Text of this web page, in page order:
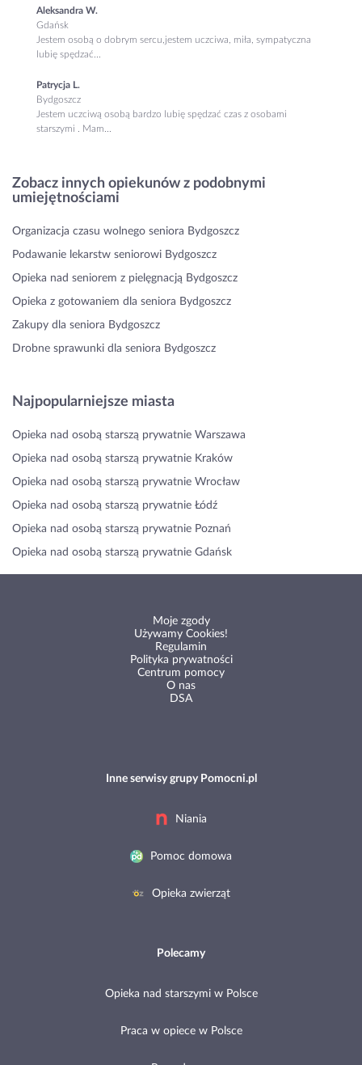
Aleksandra W.
Gdańsk
Jestem osobą o dobrym sercu,jestem uczciwa, miła, sympatyczna
lubię spędzać...
Patrycja L.
Bydgoszcz
Jestem uczciwą osobą bardzo lubię spędzać czas z osobami
starszymi . Mam...
Zobacz innych opiekunów z podobnymi
umiejętnościami
Organizacja czasu wolnego seniora Bydgoszcz
Podawanie lekarstw seniorowi Bydgoszcz
Opieka nad seniorem z pielęgnacją Bydgoszcz
Opieka z gotowaniem dla seniora Bydgoszcz
Zakupy dla seniora Bydgoszcz
Drobne sprawunki dla seniora Bydgoszcz
Najpopularniejsze miasta
Opieka nad osobą starszą prywatnie Warszawa
Opieka nad osobą starszą prywatnie Kraków
Opieka nad osobą starszą prywatnie Wrocław
Opieka nad osobą starszą prywatnie Łódź
Opieka nad osobą starszą prywatnie Poznań
Opieka nad osobą starszą prywatnie Gdańsk
Moje zgody
Używamy Cookies!
Regulamin
Polityka prywatności
Centrum pomocy
O nas
DSA
Inne serwisy grupy Pomocni.pl
Niania
Pomoc domowa
Opieka zwierząt
Polecamy
Opieka nad starszymi w Polsce
Praca w opiece w Polsce